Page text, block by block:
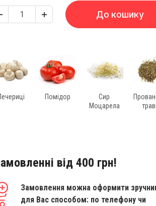
До кошику
Помідор
Сир
Моцарела
від 400 грн!
Замовлення можна оформити
для Вас способом: по телефону чи